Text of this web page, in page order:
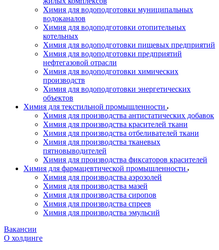
Химия для водоподготовки муниципальных
водоканалов
Химия для водоподготовки отопительных
котельных
Химия для водоподготовки пищевых предприятий
Химия для водоподготовки предприятий
нефтегазовой отрасли
Химия для водоподготовки химических
производств
Химия для водоподготовки энергетических
объектов
Химия для текстильной промышленности
Химия для производства антистатических добавок
Химия для производства красителей ткани
Химия для производства отбеливателей ткани
Химия для производства тканевых
пятновыводителей
Химия для производства фиксаторов красителей
Химия для фармацевтической промышленности
Химия для производства аэрозолей
Химия для производства мазей
Химия для производства сиропов
Химия для производства спреев
Химия для производства эмульсий
Вакансии
О холдинге